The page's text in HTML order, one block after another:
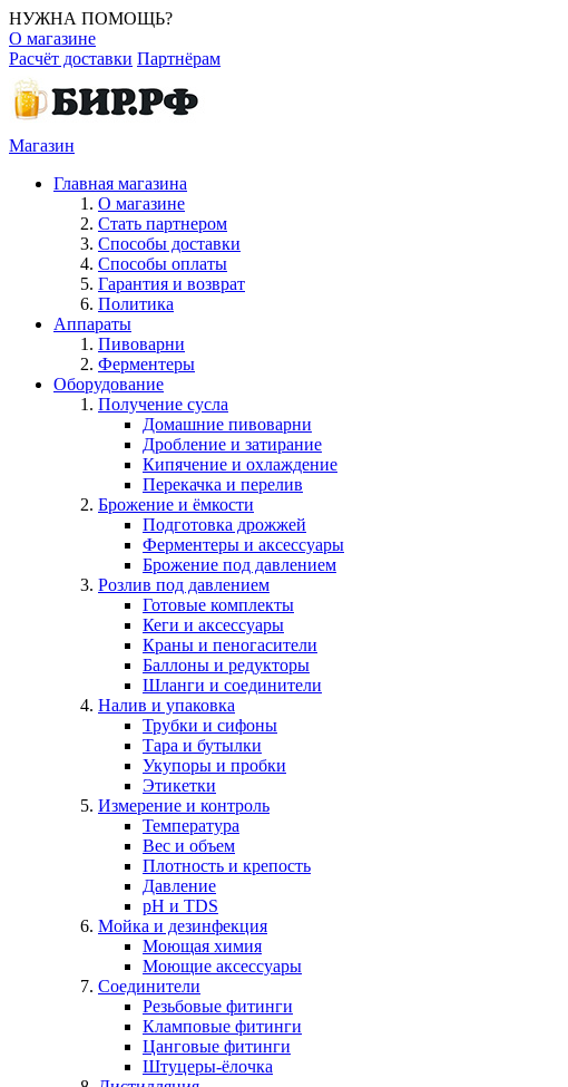
НУЖНА ПОМОЩЬ?
О магазине
Расчёт доставки Партнёрам
Магазин
Главная магазина
О магазине
Стать партнером
Способы доставки
Способы оплаты
Гарантия и возврат
Политика
Аппараты
Пивоварни
Ферментеры
Оборудование
Получение сусла
Домашние пивоварни
Дробление и затирание
Кипячение и охлаждение
Перекачка и перелив
Брожение и ёмкости
Подготовка дрожжей
Ферментеры и аксессуары
Брожение под давлением
Розлив под давлением
Готовые комплекты
Кеги и аксессуары
Краны и пеногасители
Баллоны и редукторы
Шланги и соединители
Налив и упаковка
Трубки и сифоны
Тара и бутылки
Укупоры и пробки
Этикетки
Измерение и контроль
Температура
Вес и объем
Плотность и крепость
Давление
pH и TDS
Мойка и дезинфекция
Моющая химия
Моющие аксессуары
Соединители
Резьбовые фитинги
Кламповые фитинги
Цанговые фитинги
Штуцеры-ёлочка